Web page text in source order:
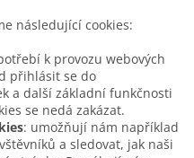
následující cookies:
k provozu webových
přihlásit se do
a další základní funkčnosti
se nedá zakázat.
: umožňují nám například
a sledovat, jak naši